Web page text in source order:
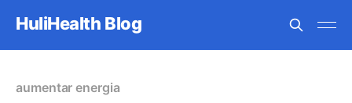
HuliHealth Blog
aumentar energia